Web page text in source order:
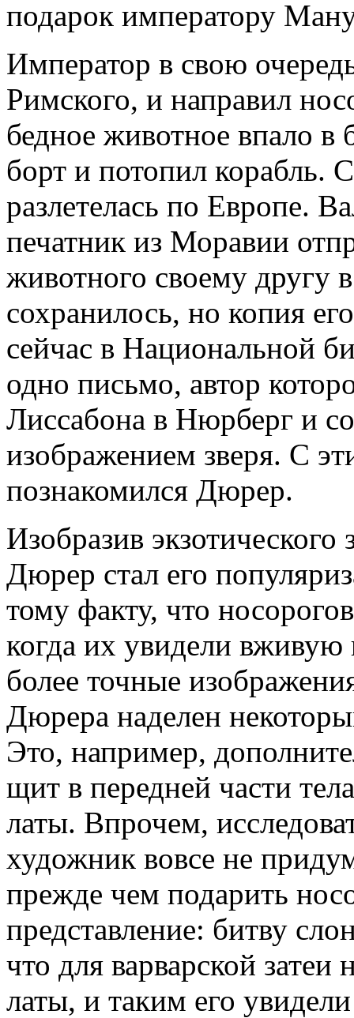
подарок императору
Император в свою
Римского, и направил
бедное животное впало
борт и потопил корабль.
разлетелась по Европе.
печатник из Моравии
животного своему другу
сохранилось, но копия
сейчас в Национальной
одно письмо, автор
Лиссабона в Нюрберг и
изображением зверя. С
познакомился Дюрер.
Изобразив
Дюрер стал его
тому факту, что
когда их увидели вживую
более точные
Дюрера наделен
Это, например,
щит в передней части
латы. Впрочем,
художник вовсе не
прежде чем подарить
представление: битву
что для варварской
латы, и таким его